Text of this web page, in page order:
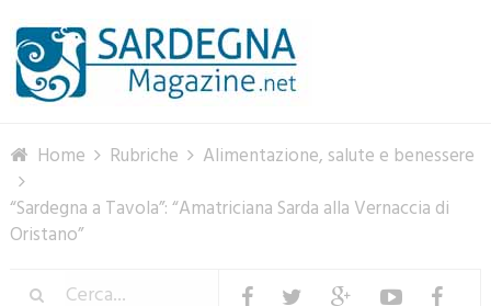
Home Rubriche
Alimentazione, salute e benessere
“Sardegna a Tavola”: “Amatriciana Sarda alla Vernaccia di
Oristano”